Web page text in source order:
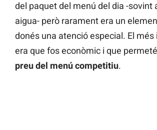
del paquet del menú del dia -sovint
aigua- però rarament era un
donés una atenció especial. El
era que fos econòmic i que
preu del menú competitiu.